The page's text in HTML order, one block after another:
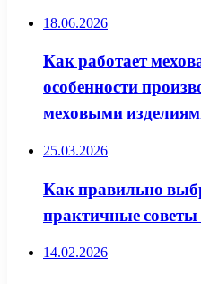
18.06.2026
Как работает
особенности
меховыми
25.03.2026
Как правильно
практичные советы
14.02.2026